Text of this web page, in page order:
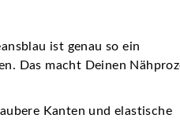
ist genau so ein
Das macht Deinen
Kanten und elastische